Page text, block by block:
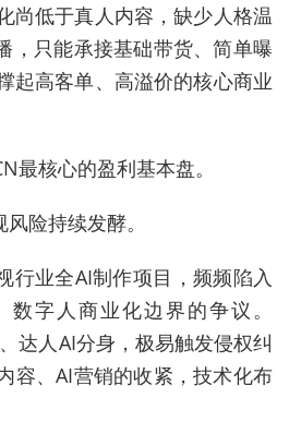
尚低于真人内容，缺少人格温
，只能承接基础带货、简单曝
起高客单、高溢价的核心商业
最核心的盈利基本盘。
险持续发酵。
行业全AI制作项目，频频陷入
字人商业化边界的争议。
达人AI分身，极易触发侵权纠
容、AI营销的收紧，技术化布